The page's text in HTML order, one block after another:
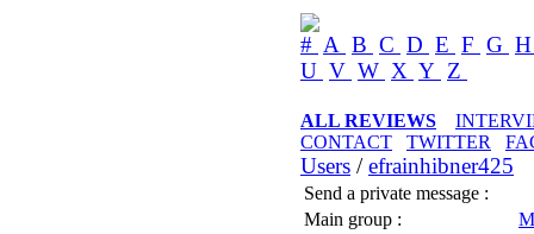
# A B C D E F G
U V W X Y Z
ALL REVIEWS
CONTACT
TWITTER
Users /efrainhibner425
Send a private message :
Main group :